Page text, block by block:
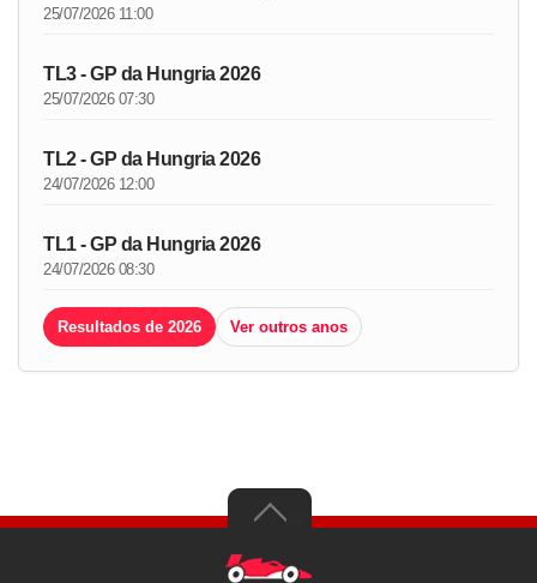
25/07/2026 11:00
TL3 - GP da Hungria 2026
25/07/2026 07:30
TL2 - GP da Hungria 2026
24/07/2026 12:00
TL1 - GP da Hungria 2026
24/07/2026 08:30
Resultados de 2026 Ver outros anos